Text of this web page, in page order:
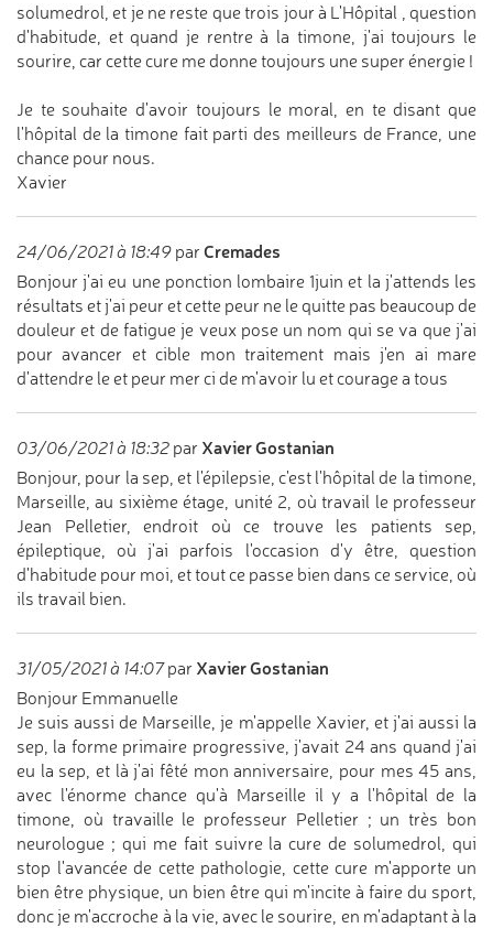
solumedrol, et je ne reste que trois jour à L'Hôpital , question
d'habitude, et quand je rentre à la timone, j'ai toujours le
sourire, car cette cure me donne toujours une super énergie !
Je te souhaite d'avoir toujours le moral, en te disant que
l'hôpital de la timone fait parti des meilleurs de France, une
chance pour nous.
Xavier
24/06/2021 à 18:49 par Cremades
Bonjour j'ai eu une ponction lombaire 1juin et la j'attends les
résultats et j'ai peur et cette peur ne le quitte pas beaucoup de
douleur et de fatigue je veux pose un nom qui se va que j'ai
pour avancer et cible mon traitement mais j'en ai mare
d'attendre le et peur mer ci de m'avoir lu et courage a tous
03/06/2021 à 18:32 par Xavier Gostanian
Bonjour, pour la sep, et l'épilepsie, c'est l'hôpital de la timone,
Marseille, au sixième étage, unité 2, où travail le professeur
Jean Pelletier, endroit où ce trouve les patients sep,
épileptique, où j'ai parfois l'occasion d'y être, question
d'habitude pour moi, et tout ce passe bien dans ce service, où
ils travail bien.
31/05/2021 à 14:07par Xavier Gostanian
Bonjour Emmanuelle
Je suis aussi de Marseille, je m'appelle Xavier, et j'ai aussi la
sep, la forme primaire progressive, j'avait 24 ans quand j'ai
eu la sep, et là j'ai fêté mon anniversaire, pour mes 45 ans,
avec l'énorme chance qu'à Marseille il y a l'hôpital de la
timone, où travaille le professeur Pelletier ; un très bon
neurologue ; qui me fait suivre la cure de solumedrol, qui
stop l'avancée de cette pathologie, cette cure m'apporte un
bien être physique, un bien être qui m'incite à faire du sport,
donc je m'accroche à la vie, avec le sourire, en m'adaptant à la